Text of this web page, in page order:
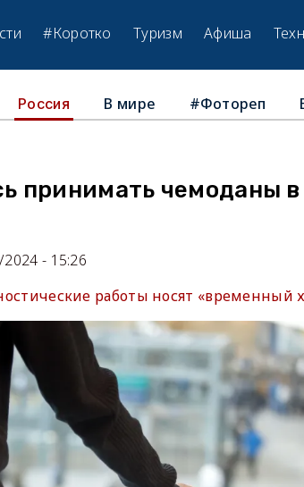
#Коротко Туризм Афиша
Россия В мире #Фотореп
принимать чемоданы
- 15:26
работы носят «временный